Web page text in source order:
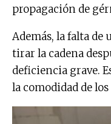
propagación de
Además, la falta de
tirar la cadena
deficiencia grave.
la comodidad de